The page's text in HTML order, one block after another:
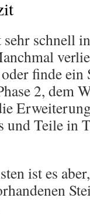
schnell
finde ein
2, dem
und Teile in
ist es